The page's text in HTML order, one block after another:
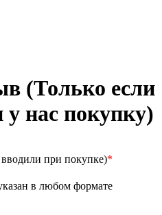
(Только если
нас покупку)
при покупке)*
в любом формате